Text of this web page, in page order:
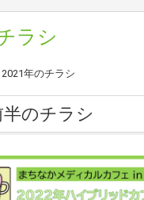
ラシ
2021年のチラシ
のチラシ